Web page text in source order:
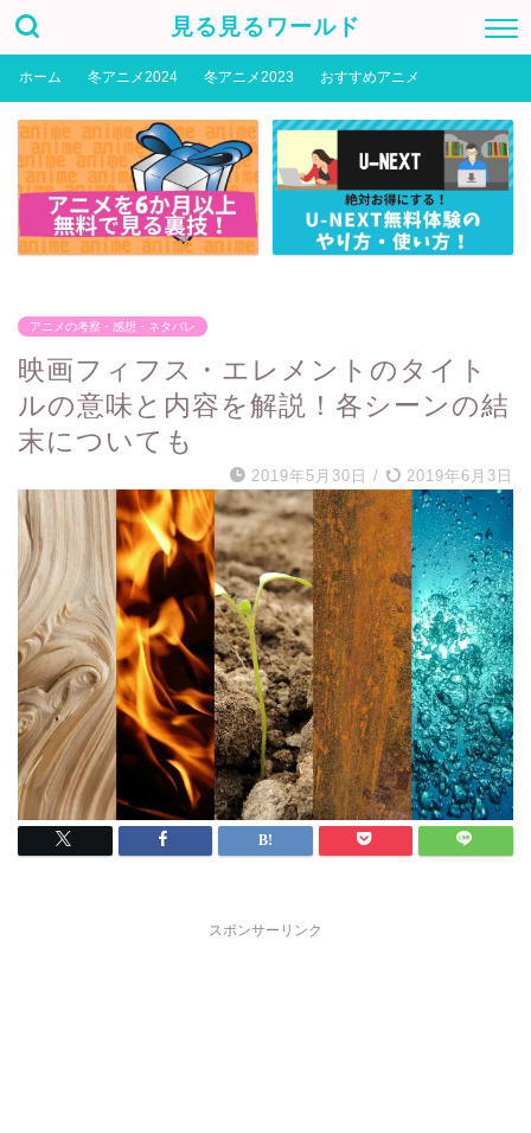
見る見るワールド
ホーム 冬アニメ2024 冬アニメ2023 おすすめアニメ
アニメの考察・感想・ネタバレ
映画フィフス・エレメントのタイト
ルの意味と内容を解説！各シーンの結
末についても
2019年5月30日 / 2019年6月3日
スポンサーリンク